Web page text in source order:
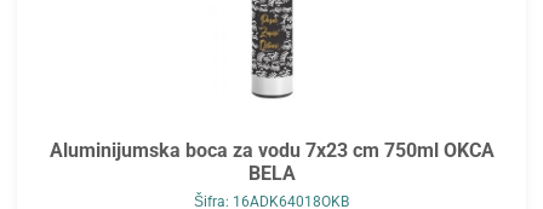
Aluminijumska boca za vodu 7x23 cm 750ml OKCA
BELA
Šifra: 16ADK64018OKB